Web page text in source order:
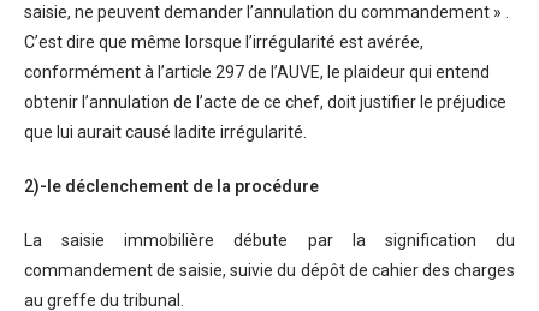
saisie, ne peuvent demander l’annulation du commandement » .
C’est dire que même lorsque l’irrégularité est avérée,
conformément à l’article 297 de l’AUVE, le plaideur qui entend
obtenir l’annulation de l’acte de ce chef, doit justifier le préjudice
que lui aurait causé ladite irrégularité.
2)-le déclenchement de la procédure
La saisie immobilière débute par la signification du
commandement de saisie, suivie du dépôt de cahier des charges
au greffe du tribunal.